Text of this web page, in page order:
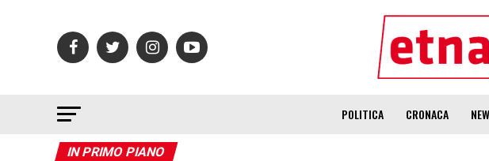
POLITICA CRONACA
IN PRIMO PIANO